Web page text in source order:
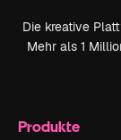
Die kreative
Mehr als 1
Produkte